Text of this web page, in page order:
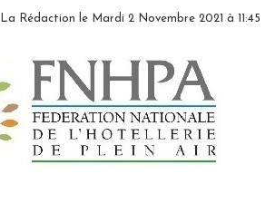
La Rédaction le Mardi 2 Novembre 2021 à 11:45